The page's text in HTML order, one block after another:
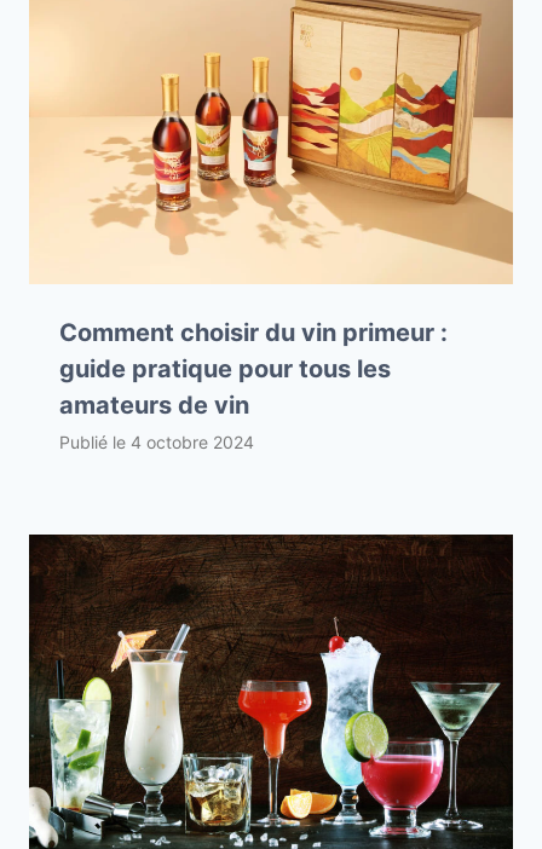
Comment choisir du vin primeur :
guide pratique pour tous les
amateurs de vin
Publié le 4 octobre 2024